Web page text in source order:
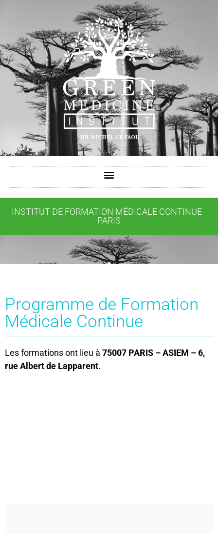
INSTITUT DE FORMATION MÉDICALE CONTINUE -
PARIS
Programme de Formation
Médicale Continue
Les formations ont lieu à 75007 PARIS – ASIEM – 6,
rue Albert de Lapparent.